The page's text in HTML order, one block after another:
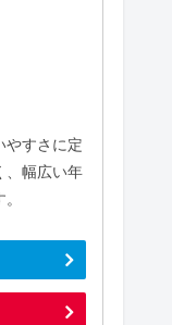
やすさに定
、幅広い年